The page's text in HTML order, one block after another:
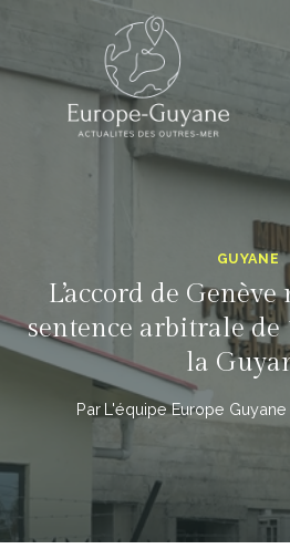
content
GUYANE
L’accord de Genève
sentence arbitrale
la
Par L'équipe Europe Guyane